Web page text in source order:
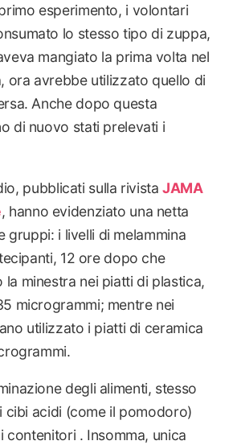
esperimento, i volontari
lo stesso tipo di zuppa,
mangiato la prima volta nel
ora avrebbe utilizzato quello di
Anche dopo questa
di nuovo stati prelevati i
pubblicati sulla rivistaJAMA
, hanno evidenziato una netta
gruppi: i livelli di melammina
12 ore dopo che
la minestra nei piatti di plastica,
microgrammi; mentre nei
utilizzato i piatti di ceramica
degli alimenti, stesso
cibi acidi (come il pomodoro)
contenitori . Insomma, unica